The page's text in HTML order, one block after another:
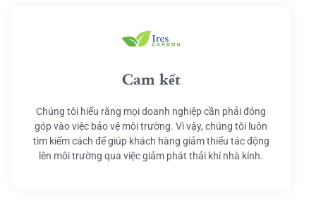
Cam kết
Chúng tôi hiểu rằng mọi doanh nghiệp cần phải đóng
góp vào việc bảo vệ môi trường. Vì vậy, chúng tôi luôn
tìm kiếm cách để giúp khách hàng giảm thiểu tác động
lên môi trường qua việc giảm phát thải khí nhà kính.